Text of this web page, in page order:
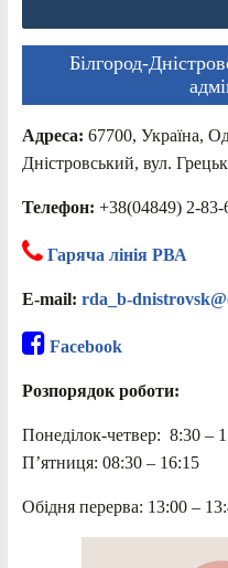
Білгород-
Адреса: 67700, Україна,
Дністровський, вул.
Телефон: +38(04849) 2-83-
Гаряча лінія РВА
E-mail: rda_b-
Facebook
Розпорядок роботи:
Понеділок-четвер: 8:30 –
П’ятниця: 08:30 – 16:15
Обідня перерва: 13:00 –